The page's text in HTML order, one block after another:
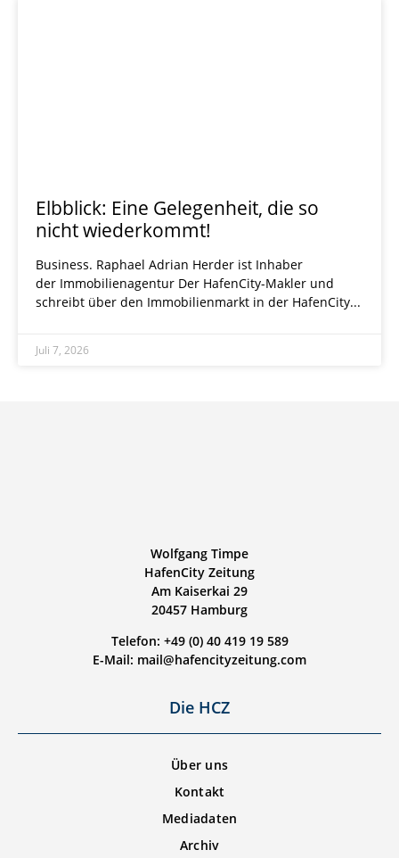
Elbblick: Eine Gelegenheit, die so
nicht wiederkommt!
Business. Raphael Adrian ­Herder ist Inhaber
der Immobi­lienagentur Der HafenCity-Makler und
schreibt über den Immobilienmarkt in der HafenCity
Juli 7, 2026
Wolfgang Timpe
HafenCity Zeitung
Am Kaiserkai 29
20457 Hamburg
Telefon: +49 (0) 40 419 19 589
E-Mail: mail@hafencityzeitung.com
Die HCZ
Über uns
Kontakt
Mediadaten
Archiv